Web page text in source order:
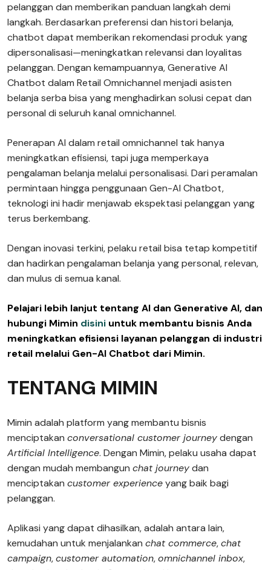
pelanggan dan memberikan panduan langkah demi
langkah. Berdasarkan preferensi dan histori belanja,
chatbot dapat memberikan rekomendasi produk yang
dipersonalisasi—meningkatkan relevansi dan loyalitas
pelanggan. Dengan kemampuannya, Generative AI
Chatbot dalam Retail Omnichannel menjadi asisten
belanja serba bisa yang menghadirkan solusi cepat dan
personal di seluruh kanal omnichannel.
Penerapan AI dalam retail omnichannel tak hanya
meningkatkan efisiensi, tapi juga memperkaya
pengalaman belanja melalui personalisasi. Dari peramalan
permintaan hingga penggunaan Gen-AI Chatbot,
teknologi ini hadir menjawab ekspektasi pelanggan yang
terus berkembang.
Dengan inovasi terkini, pelaku retail bisa tetap kompetitif
dan hadirkan pengalaman belanja yang personal, relevan,
dan mulus di semua kanal.
Pelajari lebih lanjut tentang AI dan Generative AI, dan
hubungi Mimin disini untuk membantu bisnis Anda
meningkatkan efisiensi layanan pelanggan di industri
retail melalui Gen-AI Chatbot dari Mimin.
TENTANG MIMIN
Mimin adalah platform yang membantu bisnis
menciptakan conversational customer journeydengan
Artificial Intelligence. Dengan Mimin, pelaku usaha dapat
dengan mudah membangun chat journeydan
menciptakan customer experienceyang baik bagi
pelanggan.
Aplikasi yang dapat dihasilkan, adalah antara lain,
kemudahan untuk menjalankan chat commerce,chat
campaign,customer automation,omnichannel inbox,